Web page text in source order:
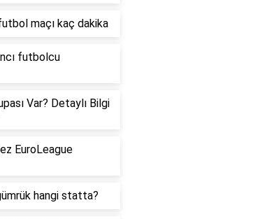
maçı kaç dakika
futbolcu
Var? Detaylı Bilgi
EuroLeague
hangi statta?